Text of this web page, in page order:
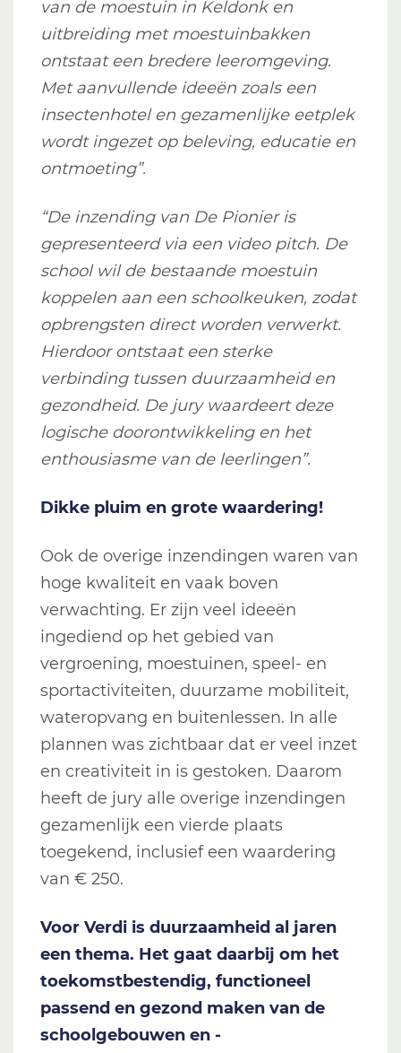
van de moestuin in Keldonk en
uitbreiding met moestuinbakken
ontstaat een bredere leeromgeving.
Met aanvullende ideeën zoals een
insectenhotel en gezamenlijke eetplek
wordt ingezet op beleving, educatie en
ontmoeting”.
“De inzending van De Pionier is
gepresenteerd via een video pitch. De
school wil de bestaande moestuin
koppelen aan een schoolkeuken, zodat
opbrengsten direct worden verwerkt.
Hierdoor ontstaat een sterke
verbinding tussen duurzaamheid en
gezondheid. De jury waardeert deze
logische doorontwikkeling en het
enthousiasme van de leerlingen”.
Dikke pluim en grote waardering!
Ook de overige inzendingen waren van
hoge kwaliteit en vaak boven
verwachting. Er zijn veel ideeën
ingediend op het gebied van
vergroening, moestuinen, speel- en
sportactiviteiten, duurzame mobiliteit,
wateropvang en buitenlessen. In alle
plannen was zichtbaar dat er veel inzet
en creativiteit in is gestoken. Daarom
heeft de jury alle overige inzendingen
gezamenlijk een vierde plaats
toegekend, inclusief een waardering
van € 250.
Voor Verdi is duurzaamheid al jaren
een thema. Het gaat daarbij om het
toekomstbestendig, functioneel
passend en gezond maken van de
schoolgebouwen en -